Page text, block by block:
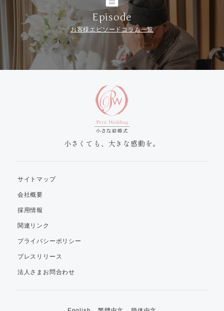
Episode
お客様エピソードコラム一覧
小さくても、大きな感動を。
サイトマップ
会社概要
採用情報
関連リンク
プライバシーポリシー
プレスリリース
法人さまお問合わせ